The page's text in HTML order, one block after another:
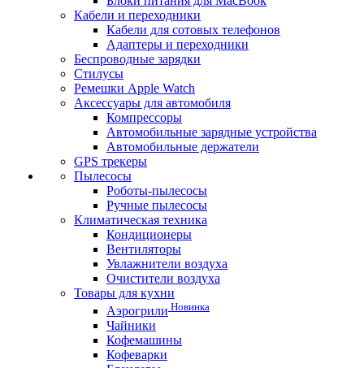
Кабели и переходники
Кабели для сотовых телефонов
Адаптеры и переходники
Беспроводные зарядки
Стилусы
Ремешки Apple Watch
Аксессуары для автомобиля
Компрессоры
Автомобильные зарядные устройства
Автомобильные держатели
GPS трекеры
Пылесосы
Роботы-пылесосы
Ручные пылесосы
Климатическая техника
Кондиционеры
Вентиляторы
Увлажнители воздуха
Очистители воздуха
Товары для кухни
Аэрогрили Новинка
Чайники
Кофемашины
Кофеварки